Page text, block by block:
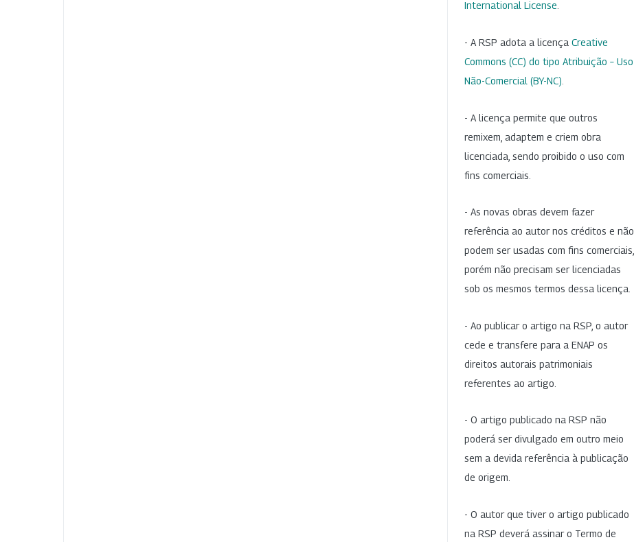
International License
- A RSP adota a licença Creative
Commons (CC) do tipo Atribuição – Uso
Não-Comercial (BY-NC)
- A licença permite que outros
remixem, adaptem e criem obra
licenciada, sendo proibido o uso com
fins comerciais.
- As novas obras devem fazer
referência ao autor nos créditos e não
podem ser usadas com fins comerciais,
porém não precisam ser licenciadas
sob os mesmos termos dessa licença.
- Ao publicar o artigo na RSP, o autor
cede e transfere para a ENAP os
direitos autorais patrimoniais
referentes ao artigo.
- O artigo publicado na RSP não
poderá ser divulgado em outro meio
sem a devida referência à publicação
de origem.
- O autor que tiver o artigo publicado
na RSP deverá assinar o Termo de